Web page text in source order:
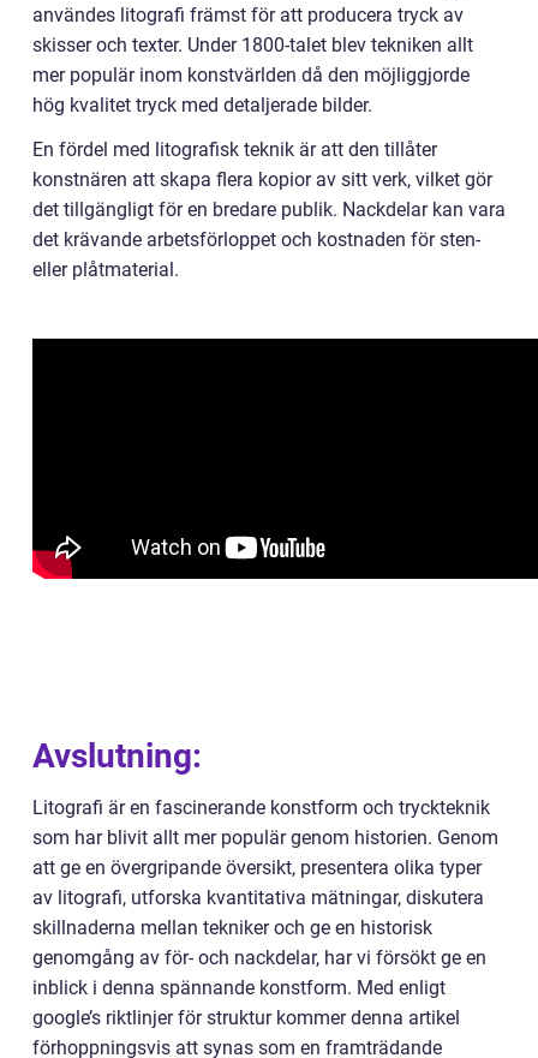
användes litografi främst för att producera tryck av
skisser och texter. Under 1800-talet blev tekniken allt
mer populär inom konstvärlden då den möjliggjorde
hög kvalitet tryck med detaljerade bilder.
En fördel med litografisk teknik är att den tillåter
konstnären att skapa flera kopior av sitt verk, vilket gör
det tillgängligt för en bredare publik. Nackdelar kan vara
det krävande arbetsförloppet och kostnaden för sten-
eller plåtmaterial.
Avslutning:
Litografi är en fascinerande konstform och tryckteknik
som har blivit allt mer populär genom historien. Genom
att ge en övergripande översikt, presentera olika typer
av litografi, utforska kvantitativa mätningar, diskutera
skillnaderna mellan tekniker och ge en historisk
genomgång av för- och nackdelar, har vi försökt ge en
inblick i denna spännande konstform. Med enligt
google’s riktlinjer för struktur kommer denna artikel
förhoppningsvis att synas som en framträdande